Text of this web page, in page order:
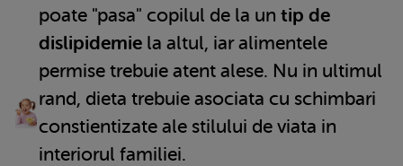
poate "pasa" copilul de la un tip de
dislipidemie la altul, iar alimentele
permise trebuie atent alese. Nu in ultimul
rand, dieta trebuie asociata cu schimbari
constientizate ale stilului de viata in
interiorul familiei.